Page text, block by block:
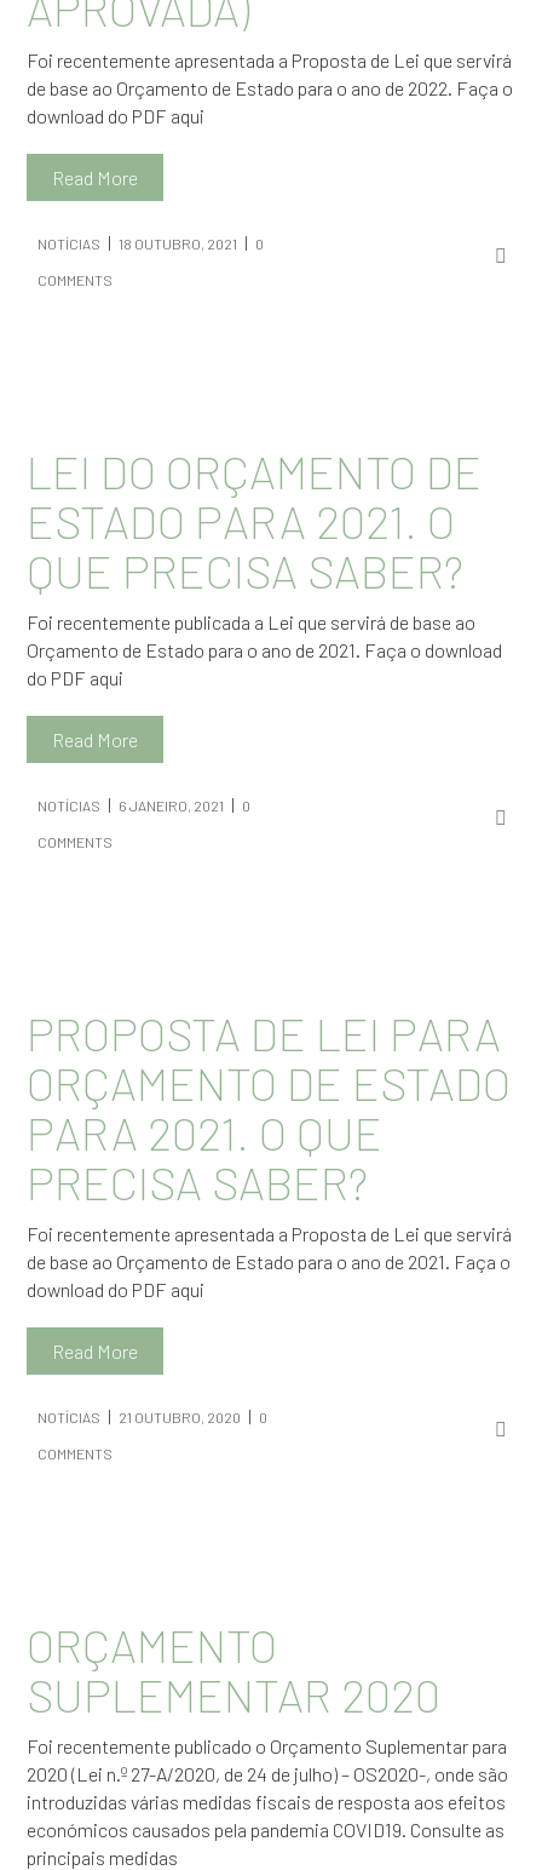
Foi recentemente apresentada a Proposta de Lei que servirá
de base ao Orçamento de Estado para o ano de 2022. Faça o
download do PDF aqui
Read More
NOTÍCIAS 18 OUTUBRO, 2021 0
COMMENTS
LEI DO ORÇAMENTO DE
ESTADO PARA 2021. O
QUE PRECISA SABER?
Foi recentemente publicada a Lei que servirá de base ao
Orçamento de Estado para o ano de 2021. Faça o download
do PDF aqui
Read More
NOTÍCIAS 6 JANEIRO, 2021 0
COMMENTS
PROPOSTA DE LEI PARA
ORÇAMENTO DE ESTADO
PARA 2021. O QUE
PRECISA SABER?
Foi recentemente apresentada a Proposta de Lei que servirá
de base ao Orçamento de Estado para o ano de 2021. Faça o
download do PDF aqui
Read More
NOTÍCIAS 21 OUTUBRO, 2020 0
COMMENTS
ORÇAMENTO
SUPLEMENTAR 2020
Foi recentemente publicado o Orçamento Suplementar para
2020 (Lei n.º 27-A/2020, de 24 de julho) – OS2020-, onde são
introduzidas várias medidas fiscais de resposta aos efeitos
económicos causados pela pandemia COVID19. Consulte as
principais medidas